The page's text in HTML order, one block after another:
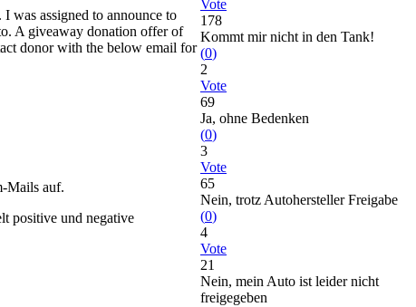
was assigned to announce to
A giveaway donation offer of
donor with the below email for
Mails auf.
positive und negative
Vote
178
Kommt mir nicht in den Tank!
(0)
2
Vote
69
Ja, ohne Bedenken
(0)
3
Vote
65
Nein, trotz Autohersteller Freigabe
(0)
4
Vote
21
Nein, mein Auto ist leider nicht
freigegeben